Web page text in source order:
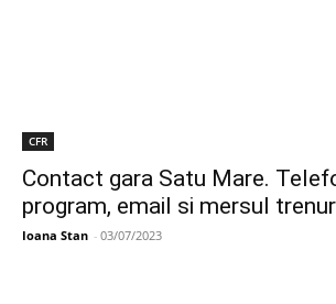
CFR
Contact gara Satu Mare.
program, email si mersul
Ioana Stan - 03/07/2023